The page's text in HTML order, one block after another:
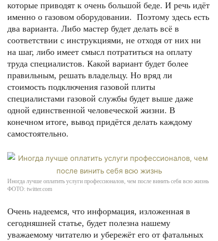
ФОТО: stroytehnika.su
которые приводят к очень большой беде. И речь идёт
именно о газовом оборудовании. Поэтому здесь есть
два варианта. Либо мастер будет делать всё в
соответствии с инструкциями, не отходя от них ни
на шаг, либо имеет смысл потратиться на оплату
труда специалистов. Какой вариант будет более
правильным, решать владельцу. Но вряд ли
стоимость подключения газовой плиты
специалистами газовой службы будет выше даже
одной единственной человеческой жизни. В
конечном итоге, вывод придётся делать каждому
самостоятельно.
Иногда лучше оплатить услуги профессионалов, чем после винить себя всю жизнь
ФОТО: twitter.com
Очень надеемся, что информация, изложенная в
сегодняшней статье, будет полезна нашему
уважаемому читателю и убережёт его от фатальных